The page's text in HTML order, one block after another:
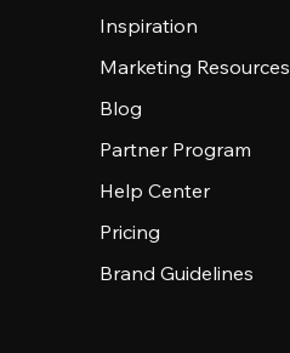
Inspiration
Marketing Resources
Blog
Partner Program
Help Center
Pricing
Brand Guidelines